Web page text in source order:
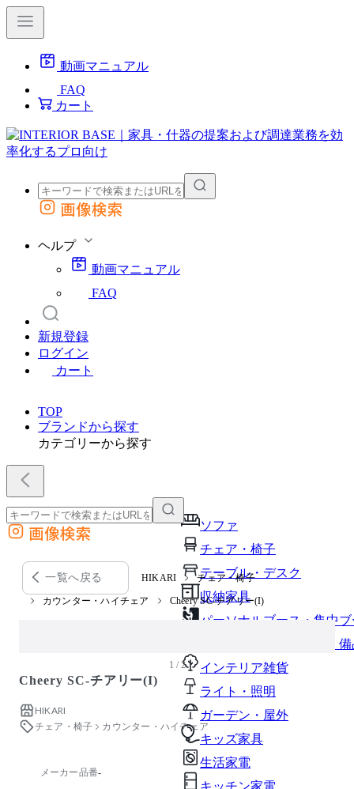
動画マニュアル
FAQ
カート
外部サイトの商品をカートに追加
画像検索
ヘルプ
動画マニュアル
FAQ
新規登録
ログイン
カート
TOP
ブランドから探す
カテゴリーから探す
ソファ
チェア・椅子
テーブル・デスク
収納家具
パーソナルブース・集中
オフィスアクセサリー・
インテリア雑貨
ライト・照明
ガーデン・屋外
キッズ家具
生活家電
キッチン家電
外部サイトの商品をカートに追加
他のサイトで見つけた商品ページのURLを貼り付けて、カートに追加できます
画像検索
一覧へ戻る HIKARI チェア・椅子
カウンター・ハイチェア Cheery SC-チアリー(I)
1 / 2
Cheery SC-チアリー(I)
HIKARI
チェア・椅子
カウンター・ハイチェア
メーカー品番-